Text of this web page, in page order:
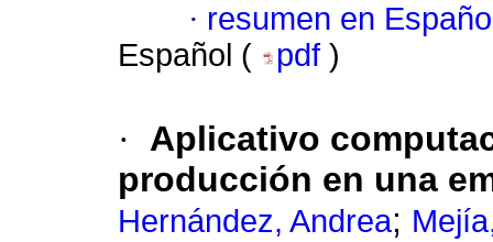
· resumen en
Español (
pdf )
·
Aplicativo
producción en una
Hernández, Andrea;